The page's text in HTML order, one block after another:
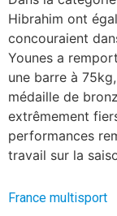
Hibrahim ont
concouraient
Younes a
une barre à
médaille de
extrêmement
performances
travail sur la
France multisport